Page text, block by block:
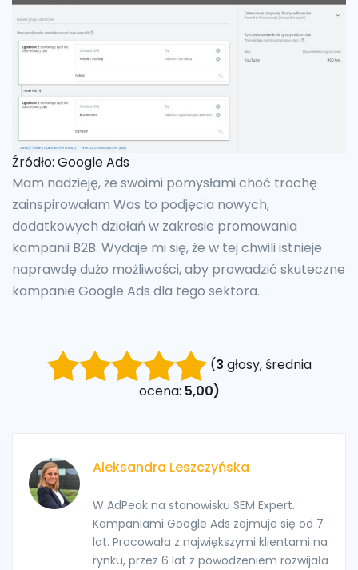
Źródło: Google Ads
Mam nadzieję, że swoimi pomysłami choć trochę
zainspirowałam Was to podjęcia nowych,
dodatkowych działań w zakresie promowania
kampanii B2B. Wydaje mi się, że w tej chwili istnieje
naprawdę dużo możliwości, aby prowadzić skuteczne
kampanie Google Ads dla tego sektora.
(3 głosy, średnia
ocena: 5,00)
Aleksandra Leszczyńska
W AdPeak na stanowisku SEM Expert.
Kampaniami Google Ads zajmuje się od 7
lat. Pracowała z największymi klientami na
rynku, przez 6 lat z powodzeniem rozwijała